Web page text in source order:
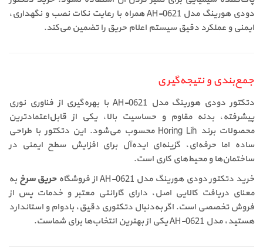
دودی هورینگ مدل AH-0621 همراه با رعایت نکات نصب و نگهداری،
ایمنی و عملکرد دقیق سیستم اعلام حریق را تضمین می‌کند.
جمع‌بندی و نتیجه‌گیری
دتکتور دودی هورینگ مدل AH-0621 با بهره‌گیری از فناوری نوری
پیشرفته، بدنه مقاوم و حساسیت بالا، یکی از قابل‌اعتمادترین
محصولات برند Horing Lih محسوب می‌شود. این دتکتور با طراحی
ساده اما حرفه‌ای، گزینه‌ای ایده‌آل برای افزایش سطح ایمنی در
ساختمان‌ها و محیط‌های کاری است.
خرید دتکتور دودی هورینگ مدل AH-0621 از فروشگاه
حریق سرخ به
معنای دریافت کالایی اصل، دارای گارانتی معتبر و خدمات پس از
فروش تخصصی است. اگر به‌دنبال دتکتوری دقیق، بادوام و استاندارد
هستید، مدل AH-0621 یکی از بهترین انتخاب‌ها برای شماست.